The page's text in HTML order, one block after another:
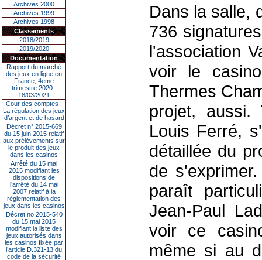
Archives 2000
Archives 1999
Archives 1998
Classements
2018/2019
2019/2020
Documentation
Rapport du marché
des jeux en ligne en
France, 4eme
trimestre 2020 -
18/03/2021
Cour des comptes -
La régulation des jeux
d’argent et de hasard
Décret n° 2015-669
du 15 juin 2015 relatif
aux prélèvements sur
le produit des jeux
dans les casinos
Arrêté du 15 mai
2015 modifiant les
dispositions de
l’arrêté du 14 mai
2007 relatif à la
réglementation des
jeux dans les casinos
Décret no 2015-540
du 15 mai 2015
modifiant la liste des
jeux autorisés dans
les casinos fixée par
l’article D.321-13 du
code de la sécurité
Dans la salle,
736
l'association
voir le
Thermes
projet,
Louis Ferré,
détaillée du
de
paraît
Jean-Paul
voir ce
même si au